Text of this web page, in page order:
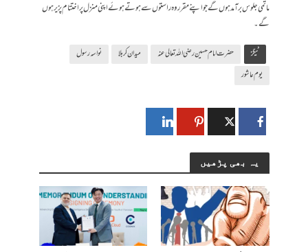
ماتمی جلوس برآمد ہوں گے جو اپنے مقرروہ راستوں سے ہوتے ہوئے اپنی منزل پر اختتام پزیر ہوں
گے۔
ٹیگز حضرت امام حسین رضی اللہ تعالی عنہ میدان کربلا
نواسہ رسول
یوم عاشور
یہ بھی پڑھیں